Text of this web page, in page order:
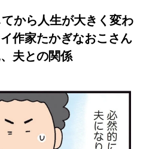
てから人生が大きく変わ
作家たかぎなおこさん
夫との関係